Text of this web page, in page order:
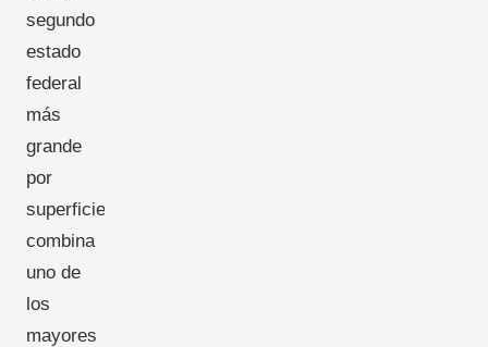
segundo
estado
federal
más
grande
por
superficie,
combina
uno de
los
mayores